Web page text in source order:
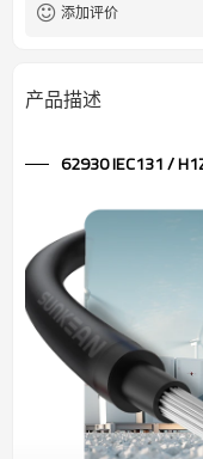
添加评价
产品描述
62930 IEC131 /